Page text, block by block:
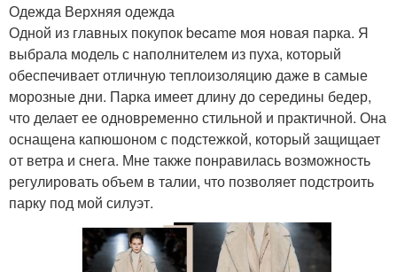
Одежда Верхняя одежда
Одной из главных покупок became моя новая парка. Я
выбрала модель с наполнителем из пуха, который
обеспечивает отличную теплоизоляцию даже в самые
морозные дни. Парка имеет длину до середины бедер,
что делает ее одновременно стильной и практичной. Она
оснащена капюшоном с подстежкой, который защищает
от ветра и снега. Мне также понравилась возможность
регулировать объем в талии, что позволяет подстроить
парку под мой силуэт.